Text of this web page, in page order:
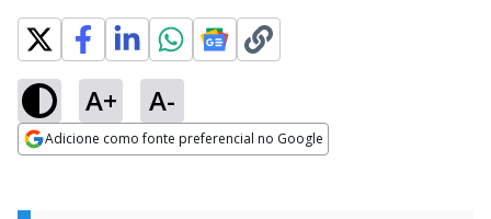
A+ A-
Adicione como fonte preferencial no Google